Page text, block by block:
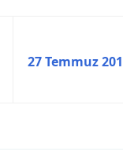
27 Temmuz